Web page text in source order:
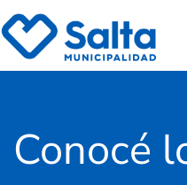
Conocé